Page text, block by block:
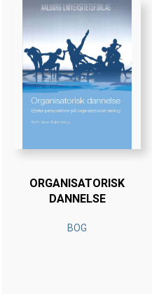
ORGANISATORISK
DANNELSE
BOG